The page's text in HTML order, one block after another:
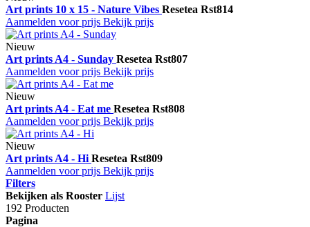
Art prints 10 x 15 - Nature Vibes Resetea Rst814
Aanmelden voor prijs Bekijk prijs
Nieuw
Art prints A4 - Sunday Resetea Rst807
Aanmelden voor prijs Bekijk prijs
Nieuw
Art prints A4 - Eat me Resetea Rst808
Aanmelden voor prijs Bekijk prijs
Nieuw
Art prints A4 - Hi Resetea Rst809
Aanmelden voor prijs Bekijk prijs
Filters
Bekijken als Rooster Lijst
192 Producten
Pagina